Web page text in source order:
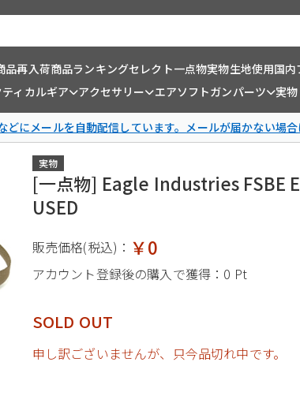
品再入荷商品ランキングセレクト一点物実物生地使用国内
ィカルギア アクセサリー エアソフトガンパーツ 実
どにメールを自動配信しています。メールが届かない場
実物
[一点物] Eagle Industries FSBE
USED
販売価格(税込)： ￥0
アカウント登録後の購入で獲得： 0 Pt
SOLD OUT
申し訳ございませんが、只今品切れ中です。